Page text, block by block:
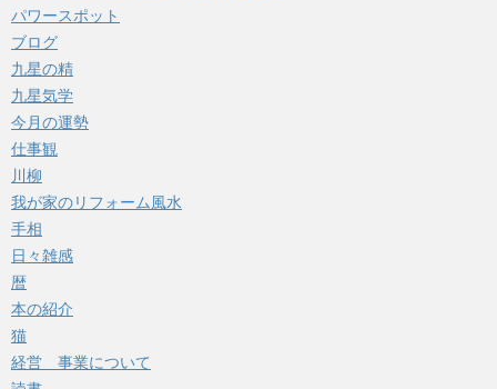
パワースポット
ブログ
九星の精
九星気学
今月の運勢
仕事観
川柳
我が家のリフォーム風水
手相
日々雑感
暦
本の紹介
猫
経営 事業について